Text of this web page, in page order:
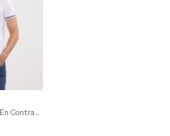
Polo Con Diseño En Contraste